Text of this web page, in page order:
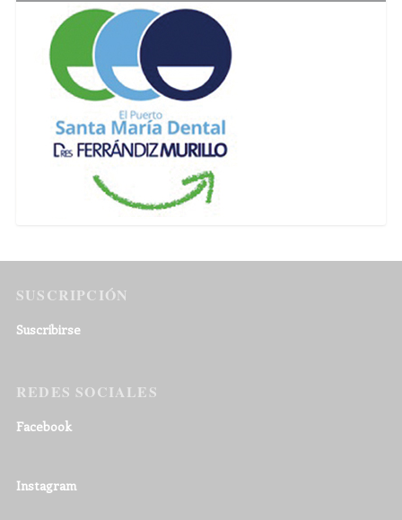
SUSCRIPCIÓN
Suscribirse
REDES SOCIALES
Facebook
Instagram